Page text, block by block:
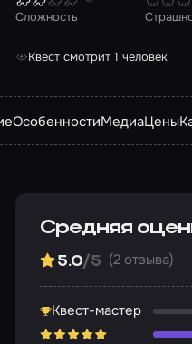
Сложность
Квест смотрит 1 человек
ОсобенностиМедиаЦены
Средняя
5.0/5 (2 отзыва)
Квест-мастер